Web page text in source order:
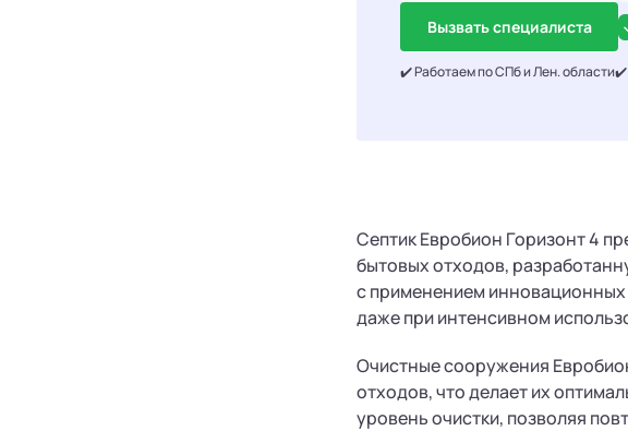
Вызвать специалиста
✔️ Работаем по СПб и Лен. области✔️
Септик Евробион Горизонт 4
бытовых отходов,
с применением инновационных
даже при интенсивном
Очистные сооружения
отходов, что делает их
уровень очистки, позволяя